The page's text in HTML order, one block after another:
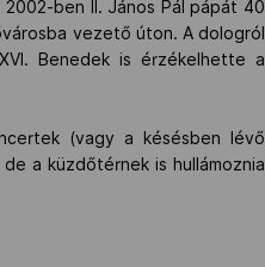
ben II. János Pál pápát 40
vezető úton. A dologról
Benedek is érzékelhette a
(vagy a késésben lévő
a küzdőtérnek is hullámoznia